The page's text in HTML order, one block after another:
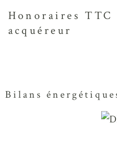
Honoraires TTC
acquéreur
Bilans